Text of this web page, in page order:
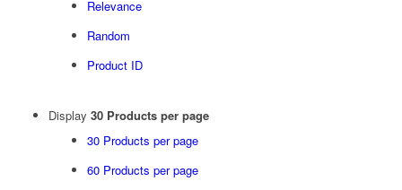
Relevance
Random
Product ID
Display 30 Products per page
30 Products per page
60 Products per page